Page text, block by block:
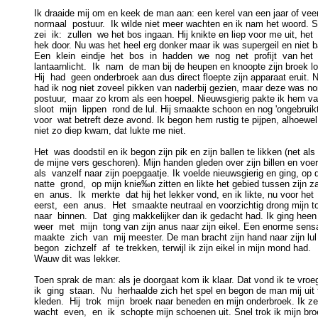
Ik draaide mij om en keek de man aan: een kerel van een jaar of
normaal  postuur.  Ik wilde niet meer wachten en ik nam het woord.
zei  ik:  zullen  we het bos ingaan. Hij knikte en liep voor me uit, het
hek door. Nu was het heel erg donker maar ik was supergeil en niet
Een  klein  eindje  het  bos  in  hadden  we  nog  net  profijt  van het
lantaarnlicht.  Ik  nam  de man bij de heupen en knoopte zijn broek
Hij  had  geen onderbroek aan dus direct floepte zijn apparaat eruit.
had ik nog niet zoveel pikken van naderbij gezien, maar deze was
postuur,  maar zo krom als een hoepel. Nieuwsgierig pakte ik hem
sloot  mijn  lippen  rond de lul. Hij smaakte schoon en nog
voor  wat betreft deze avond. Ik begon hem rustig te pijpen,
niet zo diep kwam, dat lukte me niet.
Het  was doodstil en ik begon zijn pik en zijn ballen te likken (net als
de mijne vers geschoren). Mijn handen gleden over zijn billen en
als  vanzelf naar zijn poepgaatje. Ik voelde nieuwsgierig en ging, op
natte  grond,  op mijn knie‰n zitten en likte het gebied tussen zijn
en  anus.  Ik  merkte  dat hij het lekker vond, en ik likte, nu voor het
eerst,  een  anus.  Het  smaakte neutraal en voorzichtig drong mijn
naar  binnen.  Dat  ging makkelijker dan ik gedacht had. Ik ging
weer  met  mijn  tong van zijn anus naar zijn eikel. Een enorme
maakte  zich  van  mij meester. De man bracht zijn hand naar zijn
begon  zichzelf  af  te trekken, terwijl ik zijn eikel in mijn mond had.
Wauw dit was lekker.
Toen sprak de man: als je doorgaat kom ik klaar. Dat vond ik te
ik  ging  staan.  Nu  herhaalde zich het spel en begon de man mij uit
kleden.  Hij  trok  mijn  broek naar beneden en mijn onderbroek. Ik
wacht  even,  en  ik  schopte mijn schoenen uit. Snel trok ik mijn